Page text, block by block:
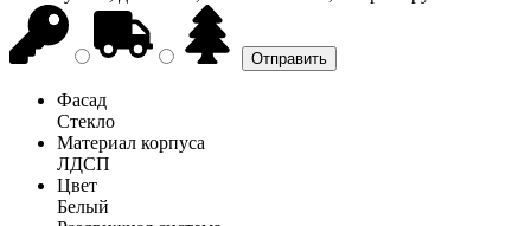
Фасад
Стекло
Материал корпуса
ЛДСП
Цвет
Белый